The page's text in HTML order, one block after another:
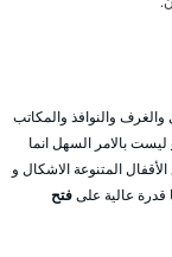
والغرف والنوافذ والمكاتب
ليست بالامر السهل انما
المتنوعة الاشكال و
قدرة عالية علىفتح